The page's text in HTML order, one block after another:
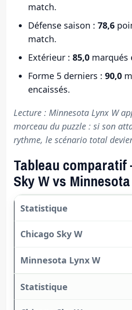
match.
Défense saison : 78,6
match.
Extérieur : 85,0marqués
Forme 5 derniers : 90,0
encaissés.
Lecture : Minnesota Lynx W
morceau du puzzle : si son
rythme, le scénario total
Tableau
Sky W vs